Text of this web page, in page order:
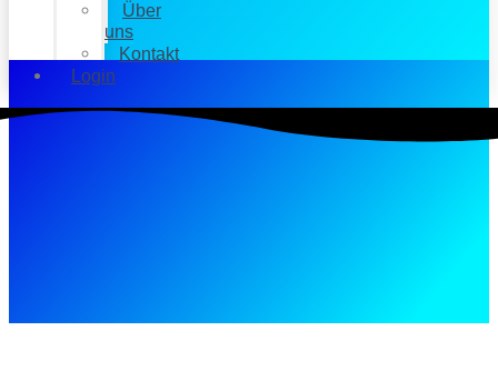
Über
uns
Kontakt
Login